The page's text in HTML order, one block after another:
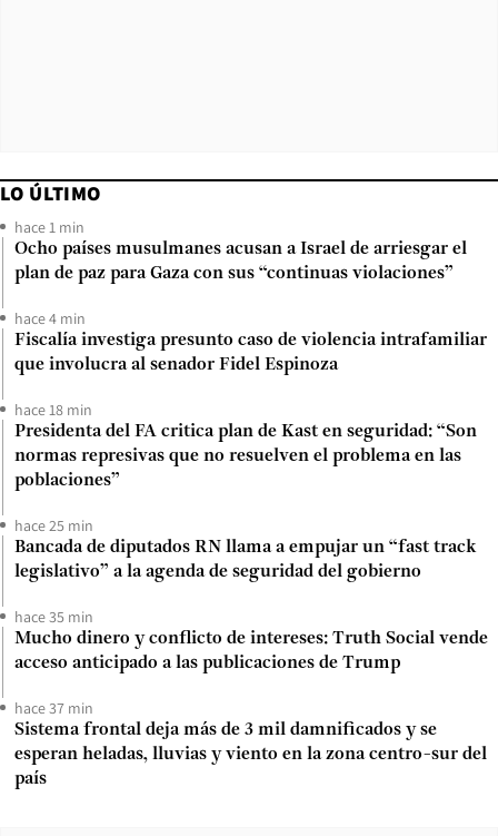
LO ÚLTIMO
hace 1 min
Ocho países musulmanes acusan a Israel de arriesgar el
plan de paz para Gaza con sus “continuas violaciones”
hace 4 min
Fiscalía investiga presunto caso de violencia intrafamiliar
que involucra al senador Fidel Espinoza
hace 18 min
Presidenta del FA critica plan de Kast en seguridad: “Son
normas represivas que no resuelven el problema en las
poblaciones”
hace 25 min
Bancada de diputados RN llama a empujar un “fast track
legislativo” a la agenda de seguridad del gobierno
hace 35 min
Mucho dinero y conflicto de intereses: Truth Social vende
acceso anticipado a las publicaciones de Trump
hace 37 min
Sistema frontal deja más de 3 mil damnificados y se
esperan heladas, lluvias y viento en la zona centro-sur del
país